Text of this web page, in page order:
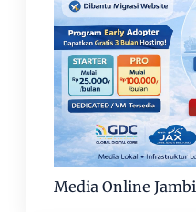
Media Online Jambi